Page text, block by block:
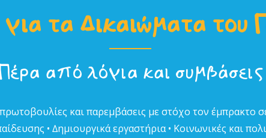
τα Δικαιώµατα του
από λόγια και συµβάσεις
και παρεµβάσεις µε στόχο τον έµπρακτο
• ∆ηµιουργικά εργαστήρια • Κοινωνικές και